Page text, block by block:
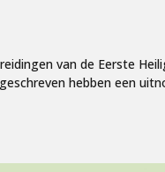
van de Eerste
hebben een